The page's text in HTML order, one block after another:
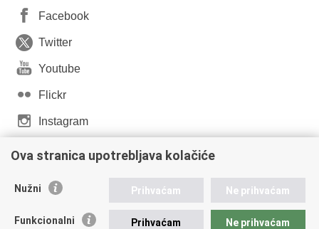
Facebook
Twitter
Youtube
Flickr
Instagram
LinkedIn
Republika Hrvatska
Ova stranica upotrebljava kolačiće
Nužni Prihvaćam Ne prihvaćam
Funkcionalni Prihvaćam Ne prihvaćam